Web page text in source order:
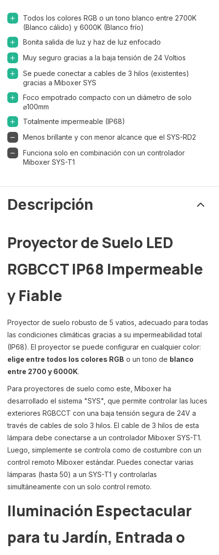
Todos los colores RGB o un tono blanco entre 2700K
(Blanco cálido) y 6000K (Blanco frío)
Bonita salida de luz y haz de luz enfocado
Muy seguro gracias a la baja tensión de 24 Voltios
Se puede conectar a cables de 3 hilos (existentes)
gracias a Miboxer SYS
Foco empotrado compacto con un diámetro de solo
⌀100mm
Totalmente impermeable (IP68)
Menos brillante y con menor alcance que el SYS-RD2
Funciona solo en combinación con un controlador
Miboxer SYS-T1
Descripción
Proyector de Suelo LED
RGBCCT IP68 Impermeable
y Fiable
Proyector de suelo robusto de 5 vatios, adecuado para todas
las condiciones climáticas gracias a su impermeabilidad total
(IP68). El proyector se puede configurar en cualquier color:
elige entre todos los colores RGB o un tono de blanco
entre 2700 y 6000K.
Para proyectores de suelo como este, Miboxer ha
desarrollado el sistema "SYS", que permite controlar las luces
exteriores RGBCCT con una baja tensión segura de 24V a
través de cables de solo 3 hilos. El cable de 3 hilos de esta
lámpara debe conectarse a un controlador Miboxer SYS-T1.
Luego, simplemente se controla como de costumbre con un
control remoto Miboxer estándar. Puedes conectar varias
lámparas (hasta 50) a un SYS-T1 y controlarlas
simultáneamente con un solo control remoto.
Iluminación Espectacular
para tu Jardín, Entrada o